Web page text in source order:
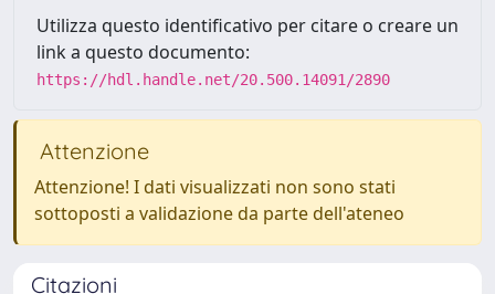
Utilizza questo identificativo per citare o creare un
link a questo documento:
https://hdl.handle.net/20.500.14091/2890
Attenzione
Attenzione! I dati visualizzati non sono stati
sottoposti a validazione da parte dell'ateneo
Citazioni